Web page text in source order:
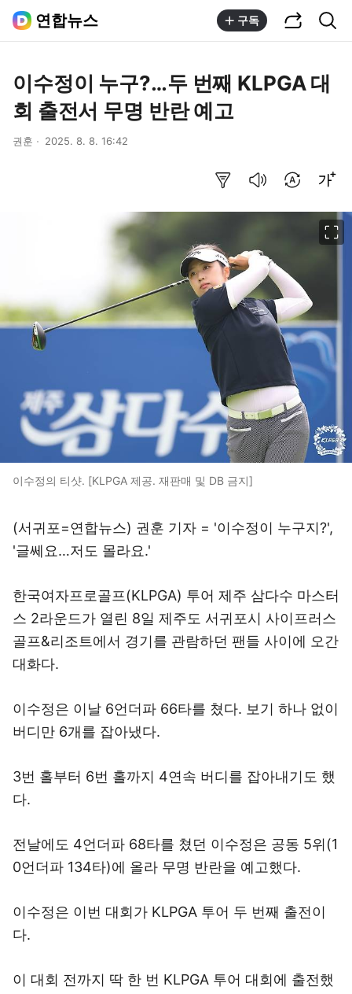
연합뉴스 구독
이수정이 누구?…두 번째 KLPGA 대
회 출전서 무명 반란 예고
권훈 2025. 8. 8. 16:42
이수정의 티샷. [KLPGA 제공. 재판매 및 DB 금지]
(서귀포=연합뉴스) 권훈 기자 = '이수정이 누구지?',
'글쎄요…저도 몰라요.'
한국여자프로골프(KLPGA) 투어 제주 삼다수 마스터
스 2라운드가 열린 8일 제주도 서귀포시 사이프러스
골프&리조트에서 경기를 관람하던 팬들 사이에 오간
대화다.
이수정은 이날 6언더파 66타를 쳤다. 보기 하나 없이
버디만 6개를 잡아냈다.
3번 홀부터 6번 홀까지 4연속 버디를 잡아내기도 했
다.
전날에도 4언더파 68타를 쳤던 이수정은 공동 5위(1
0언더파 134타)에 올라 무명 반란을 예고했다.
이수정은 이번 대회가 KLPGA 투어 두 번째 출전이
다.
이 대회 전까지 딱 한 번 KLPGA 투어 대회에 출전했